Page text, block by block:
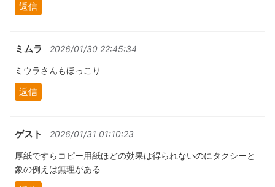
返信
ミムラ 2026/01/30 22:45:34
ミウラさんもほっこり
返信
ゲスト 2026/01/31 01:10:23
厚紙ですらコピー用紙ほどの効果は得られないのにタクシーと
象の例えは無理がある